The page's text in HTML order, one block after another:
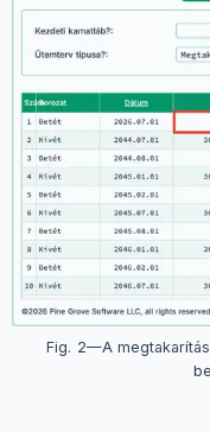
Fig. 2—A